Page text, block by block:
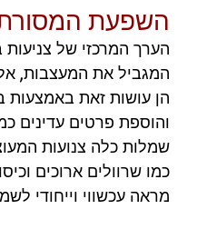
השפעת המסורת
הערך המרכזי של
המגביל את המעצבות,
הן עושות זאת באמצעות
והוספת פרטים עדינים
שמלות כלה צנועות
כמו שרוולים ארוכים
מראה עכשווי וייחודי